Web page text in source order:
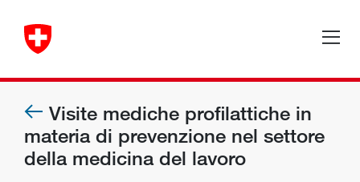
Visite mediche profilattiche in
materia di prevenzione nel settore
della medicina del lavoro